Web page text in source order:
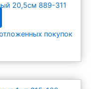
20,5см 889-311
покупок